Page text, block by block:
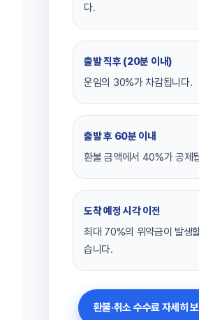
다.
출발 직후 (20분 이내)
운임의 30%가 차감됩니다.
출발 후 60분 이내
환불 금액에서 40%가 공제
도착 예정 시각 이전
최대 70%의 위약금이 발생
습니다.
환불·취소 수수료 자세히